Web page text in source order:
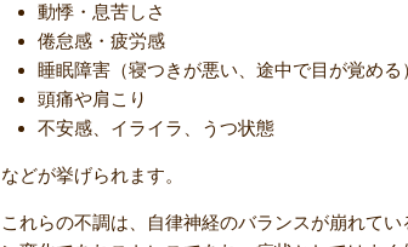
動悸・息苦しさ
倦怠感・疲労感
睡眠障害（寝つきが悪い、途中で目が覚める
頭痛や肩こり
不安感、イライラ、うつ状態
などが挙げられます。
これらの不調は、自律神経のバランスが崩れて